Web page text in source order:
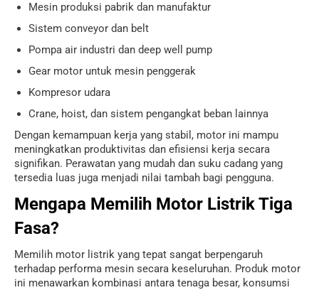
Mesin produksi pabrik dan manufaktur
Sistem conveyor dan belt
Pompa air industri dan deep well pump
Gear motor untuk mesin penggerak
Kompresor udara
Crane, hoist, dan sistem pengangkat beban lainnya
Dengan kemampuan kerja yang stabil, motor ini mampu
meningkatkan produktivitas dan efisiensi kerja secara
signifikan. Perawatan yang mudah dan suku cadang yang
tersedia luas juga menjadi nilai tambah bagi pengguna.
Mengapa Memilih Motor Listrik Tiga
Fasa?
Memilih motor listrik yang tepat sangat berpengaruh
terhadap performa mesin secara keseluruhan. Produk motor
ini menawarkan kombinasi antara tenaga besar, konsumsi